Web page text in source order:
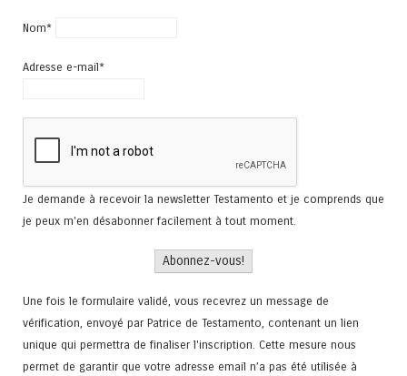
Nom*
Adresse e-mail*
Je demande à recevoir la newsletter Testamento et je comprends que
je peux m'en désabonner facilement à tout moment.
Une fois le formulaire validé, vous recevrez un message de
vérification, envoyé par Patrice de Testamento, contenant un lien
unique qui permettra de finaliser l'inscription. Cette mesure nous
permet de garantir que votre adresse email n’a pas été utilisée à